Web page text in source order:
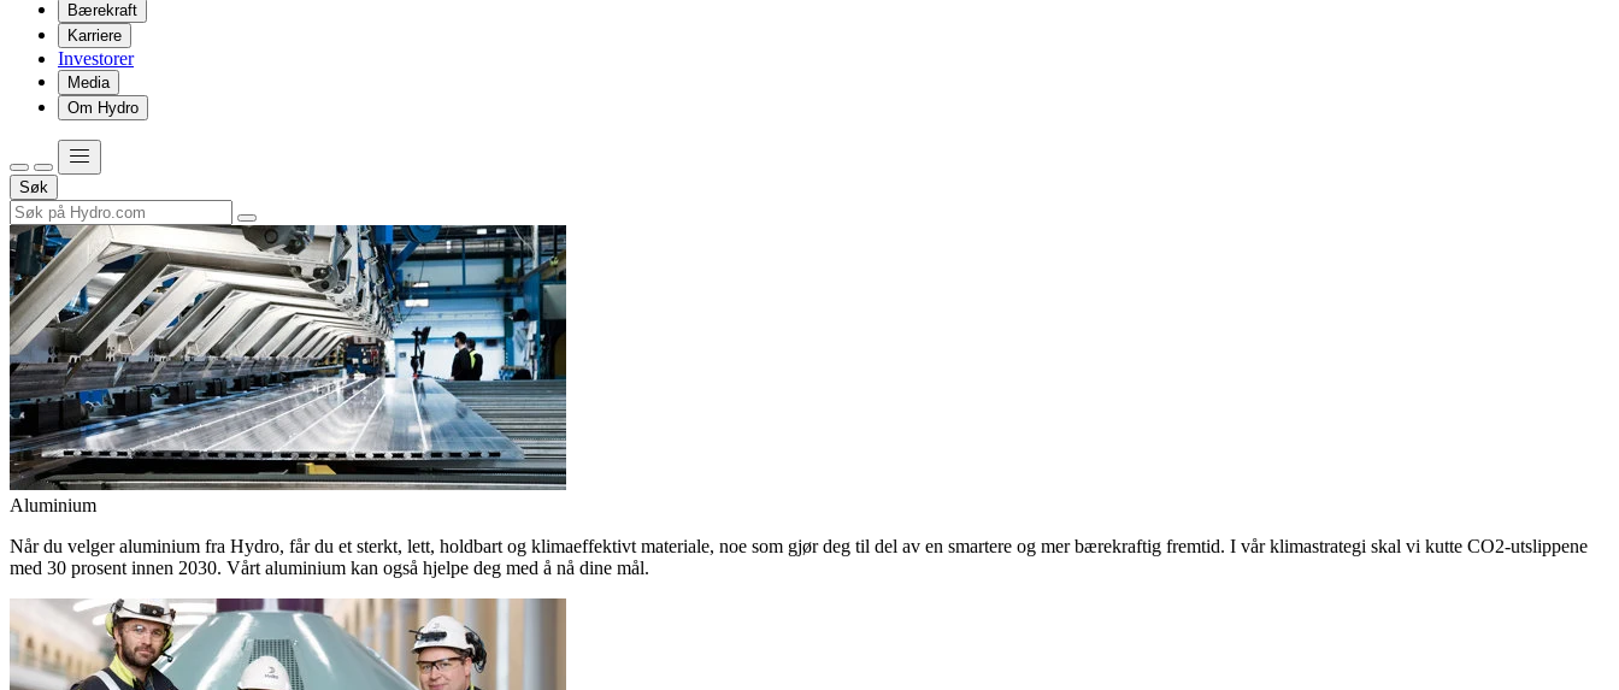
Bærekraft
Karriere
Investorer
Media
Om Hydro
Søk
Aluminium
Når du velger aluminium fra Hydro, får du et sterkt, lett, holdbart og klimaeffektivt materiale, noe som gjør deg til del av en smartere og mer bærekraftig fremtid. I vår klimastrategi skal vi kutte CO2-utslippene
med 30 prosent innen 2030. Vårt aluminium kan også hjelpe deg med å nå dine mål.